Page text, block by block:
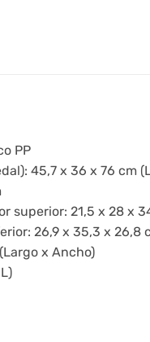
PP
45,7 x 36 x 76 cm
superior: 21,5 x 28 x
26,9 x 35,3 x 26,8
x Ancho)